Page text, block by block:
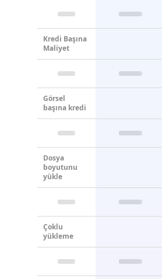
Kredi Başına
Maliyet
Görsel
başına kredi
Dosya
boyutunu
yükle
Çoklu
yükleme